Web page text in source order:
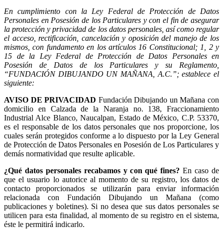
En cumplimiento con la Ley Federal de Protección de Datos
Personales en Posesión de los Particulares y con el fin de asegurar
la protección y privacidad de los datos personales, así como regular
el acceso, rectificación, cancelación y oposición del manejo de los
mismos, con fundamento en los artículos 16 Constitucional; 1, 2 y
15 de la Ley Federal de Protección de Datos Personales en
Posesión de Datos de los Particulares y su Reglamento,
“FUNDACIÓN DIBUJANDO UN MAÑANA, A.C.”; establece el
siguiente:
AVISO DE PRIVACIDAD Fundación Dibujando un Mañana con
domicilio en Calzada de la Naranja no. 138, Fraccionamiento
Industrial Alce Blanco, Naucalpan, Estado de México, C.P. 53370,
es el responsable de los datos personales que nos proporcione, los
cuales serán protegidos conforme a lo dispuesto por la Ley General
de Protección de Datos Personales en Posesión de Los Particulares y
demás normatividad que resulte aplicable.
¿Qué datos personales recabamos y con qué fines?En caso de
que el usuario lo autorice al momento de su registro, los datos de
contacto proporcionados se utilizarán para enviar información
relacionada con Fundación Dibujando un Mañana (como
publicaciones y boletines). Si no desea que sus datos personales se
utilicen para esta finalidad, al momento de su registro en el sistema,
éste le permitirá indicarlo.